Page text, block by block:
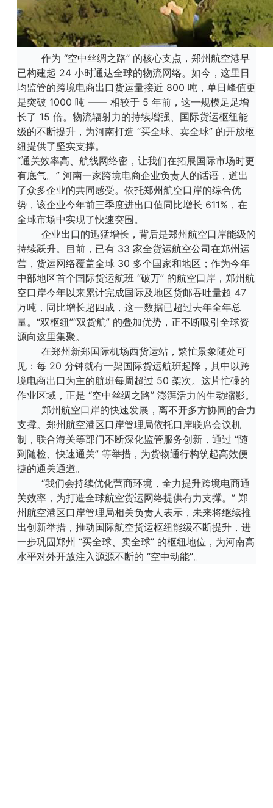
作为 “空中丝绸之路” 的核心支点，郑州航空港早
已构建起 24 小时通达全球的物流网络。如今，这里日
均监管的跨境电商出口货运量接近 800 吨，单日峰值更
是突破 1000 吨 —— 相较于 5 年前，这一规模足足增
长了 15 倍。物流辐射力的持续增强、国际货运枢纽能
级的不断提升，为河南打造 “买全球、卖全球” 的开放枢
纽提供了坚实支撑。
“通关效率高、航线网络密，让我们在拓展国际市场时更
有底气。” 河南一家跨境电商企业负责人的话语，道出
了众多企业的共同感受。依托郑州航空口岸的综合优
势，该企业今年前三季度进出口值同比增长 611%，在
全球市场中实现了快速突围。
企业出口的迅猛增长，背后是郑州航空口岸能级的
持续跃升。目前，已有 33 家全货运航空公司在郑州运
营，货运网络覆盖全球 30 多个国家和地区；作为今年
中部地区首个国际货运航班 “破万” 的航空口岸，郑州航
空口岸今年以来累计完成国际及地区货邮吞吐量超 47
万吨，同比增长超四成，这一数据已超过去年全年总
量。“双枢纽”“双货航” 的叠加优势，正不断吸引全球资
源向这里集聚。
在郑州新郑国际机场西货运站，繁忙景象随处可
见：每 20 分钟就有一架国际货运航班起降，其中以跨
境电商出口为主的航班每周超过 50 架次。这片忙碌的
作业区域，正是 “空中丝绸之路” 澎湃活力的生动缩影。
郑州航空口岸的快速发展，离不开多方协同的合力
支撑。郑州航空港区口岸管理局依托口岸联席会议机
制，联合海关等部门不断深化监管服务创新，通过 “随
到随检、快速通关” 等举措，为货物通行构筑起高效便
捷的通关通道。
“我们会持续优化营商环境，全力提升跨境电商通
关效率，为打造全球航空货运网络提供有力支撑。” 郑
州航空港区口岸管理局相关负责人表示，未来将继续推
出创新举措，推动国际航空货运枢纽能级不断提升，进
一步巩固郑州 “买全球、卖全球” 的枢纽地位，为河南高
水平对外开放注入源源不断的 “空中动能”。